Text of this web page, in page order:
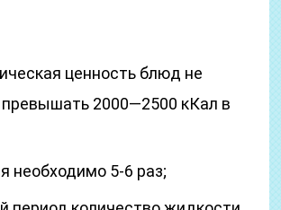
ценность блюд не
2000—2500 кКал в
необходимо 5-6 раз;